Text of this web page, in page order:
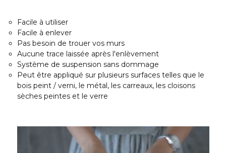
Facile à utiliser
Facile à enlever
Pas besoin de trouer vos murs
Aucune trace laissée après l'enlèvement
Système de suspension sans dommage
Peut être appliqué sur plusieurs surfaces telles que le
bois peint / verni, le métal, les carreaux, les cloisons
sèches peintes et le verre